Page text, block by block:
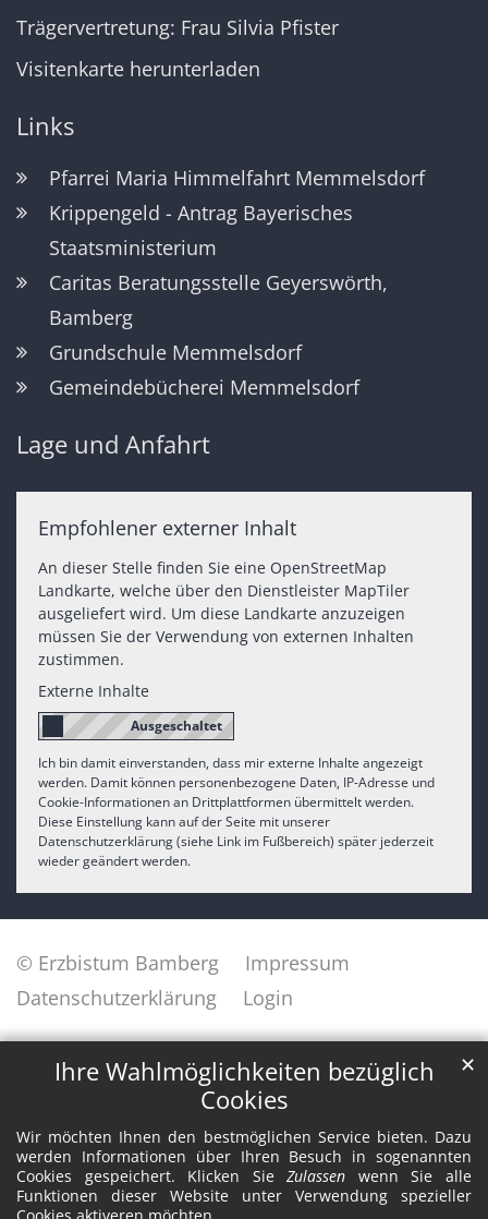
Ihre Wahlmöglichkeiten bezüglich
Cookies
Wir möchten Ihnen den bestmöglichen Service bieten. Dazu
werden Informationen über Ihren Besuch in sogenannten
Cookies gespeichert. Klicken SieZulassen wenn Sie alle
Funktionen dieser Website unter Verwendung spezieller
✕
Trägervertretung: Frau Silvia Pfister
Visitenkarte herunterladen
Links
Pfarrei Maria Himmelfahrt Memmelsdorf
Krippengeld - Antrag Bayerisches
Staatsministerium
Caritas Beratungsstelle Geyerswörth,
Bamberg
Grundschule Memmelsdorf
Gemeindebücherei Memmelsdorf
Lage und Anfahrt
Empfohlener externer Inhalt
An dieser Stelle finden Sie eine OpenStreetMap
Landkarte, welche über den Dienstleister MapTiler
ausgeliefert wird. Um diese Landkarte anzuzeigen
müssen Sie der Verwendung von externen Inhalten
zustimmen.
Externe Inhalte
Ich bin damit einverstanden, dass mir externe Inhalte angezeigt
werden. Damit können personenbezogene Daten, IP-Adresse und
Cookie-Informationen an Drittplattformen übermittelt werden.
Diese Einstellung kann auf der Seite mit unserer
Datenschutzerklärung (siehe Link im Fußbereich) später jederzeit
wieder geändert werden.
© Erzbistum Bamberg
Impressum
Datenschutzerklärung
Login